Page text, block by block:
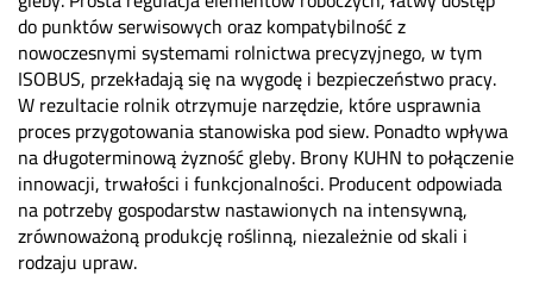
do punktów serwisowych oraz kompatybilność z
nowoczesnymi systemami rolnictwa precyzyjnego, w tym
ISOBUS, przekładają się na wygodę i bezpieczeństwo pracy.
W rezultacie rolnik otrzymuje narzędzie, które usprawnia
proces przygotowania stanowiska pod siew. Ponadto wpływa
na długoterminową żyzność gleby. Brony KUHN to połączenie
innowacji, trwałości i funkcjonalności. Producent odpowiada
na potrzeby gospodarstw nastawionych na intensywną,
zrównoważoną produkcję roślinną, niezależnie od skali i
rodzaju upraw.